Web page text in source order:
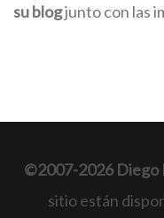
su blogjunto con las
©2007-2026 Diego
sitio están